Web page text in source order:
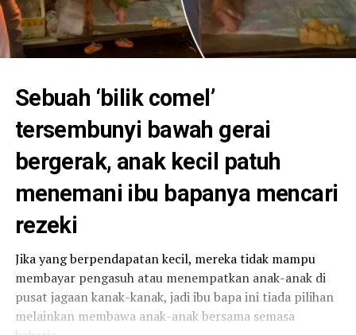
Sebuah ‘bilik comel’
tersembunyi bawah gerai
bergerak, anak kecil patuh
menemani ibu bapanya mencari
rezeki
Jika yang berpendapatan kecil, mereka tidak mampu
membayar pengasuh atau menempatkan anak-anak di
pusat jagaan kanak-kanak, jadi ibu bapa ini tiada pilihan
melainkan membawa anak-anak bersama semasa